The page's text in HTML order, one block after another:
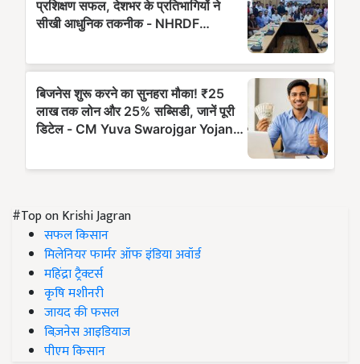
#Top on Krishi Jagran
सफल किसान
मिलेनियर फार्मर ऑफ इंडिया अवॉर्ड
महिंद्रा ट्रैक्टर्स
कृषि मशीनरी
जायद की फसल
बिज़नेस आइडियाज
पीएम किसान